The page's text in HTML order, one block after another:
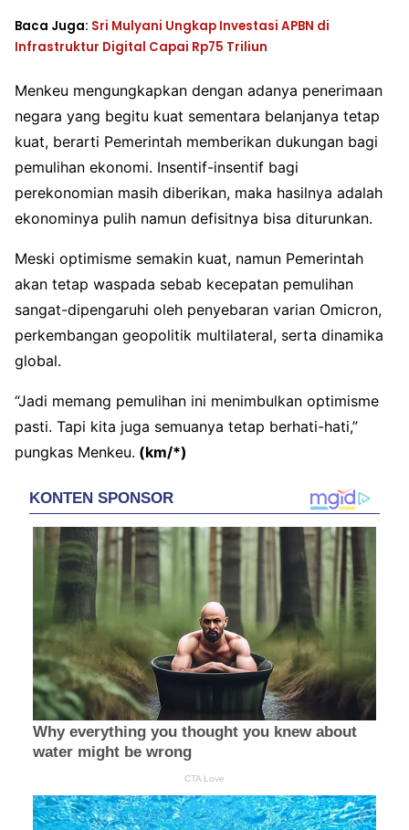
Baca Juga: Sri Mulyani Ungkap Investasi APBN di
Infrastruktur Digital Capai Rp75 Triliun
Menkeu mengungkapkan dengan adanya penerimaan
negara yang begitu kuat sementara belanjanya tetap
kuat, berarti Pemerintah memberikan dukungan bagi
pemulihan ekonomi. Insentif-insentif bagi
perekonomian masih diberikan, maka hasilnya adalah
ekonominya pulih namun defisitnya bisa diturunkan.
Meski optimisme semakin kuat, namun Pemerintah
akan tetap waspada sebab kecepatan pemulihan
sangat-dipengaruhi oleh penyebaran varian Omicron,
perkembangan geopolitik multilateral, serta dinamika
global.
“Jadi memang pemulihan ini menimbulkan optimisme
pasti. Tapi kita juga semuanya tetap berhati-hati,”
pungkas Menkeu. (km/*)